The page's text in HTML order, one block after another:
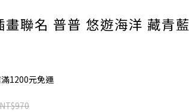
畫聯名 普普 悠遊海洋 藏青藍
1200元免運
NT$970